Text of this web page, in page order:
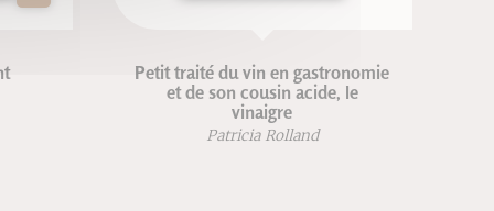
Petit traité du vin en gastronomie
et de son cousin acide, le
vinaigre
Patricia Rolland